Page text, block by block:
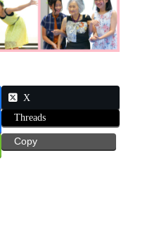
X
Threads
Copy